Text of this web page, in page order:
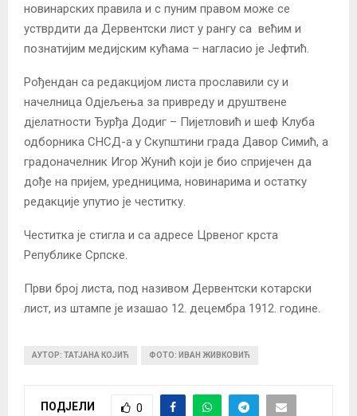
новинарских правила и с пуним правом може се
устврдити да Дервентски лист у рангу са већим и
познатијим медијским кућама – нагласио је Јефтић.
Рођендан са редакцијом листа прославили су и
начелница Одјељења за привреду и друштвене
дјелатности Ђурђа Додиг – Пијетловић и шеф Клуба
одборника СНСД-а у Скупштини града Давор Симић, а
градоначелник Игор Жунић који је био спријечен да
дође на пријем, уредницима, новинарима и остатку
редакције упутио је честитку.
Честитка је стигла и са адресе Црвеног крста
Републике Српске.
Први број листа, под називом Дервентски котарски
лист, из штампе је изашао 12. децембра 1912. године.
АУТОР: ТАТЈАНА КОЈИЋ ФОТО: ИВАН ЖИВКОВИЋ
ПОДЈЕЛИ 0